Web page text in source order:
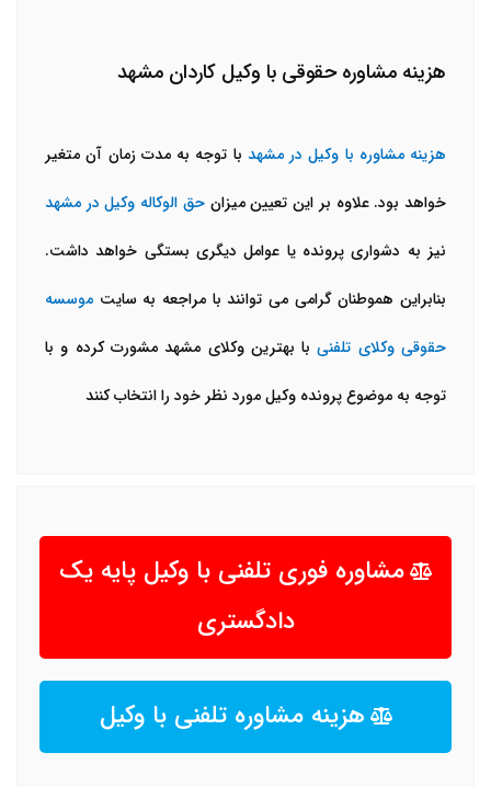
هزینه مشاوره حقوقی با وکیل کاردان مشهد
هزینه مشاوره با وکیل در مشهد با توجه به مدت زمان آن متغیر
خواهد بود. علاوه بر این تعیین میزانحق الوکاله وکیل در مشهد
نیز به دشواری پرونده یا عوامل دیگری بستگی خواهد داشت.
بنابراین هموطنان گرامی می توانند با مراجعه به سایت موسسه
حقوقی وکلای تلفنیبا بهترین وکلای مشهد مشورت کرده و با
توجه به موضوع پرونده وکیل مورد نظر خود را انتخاب کنند
مشاوره فوری تلفنی با وکیل پایه یک
دادگستری
هزینه مشاوره تلفنی با وکیل